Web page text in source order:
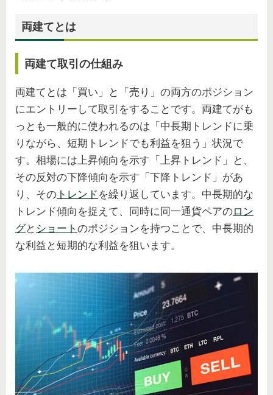
両建てとは
両建て取引の仕組み
両建てとは「買い」と「売り」の両方のポジション
にエントリーして取引をすることです。両建てがも
っとも一般的に使われるのは「中長期トレンドに乗
りながら、短期トレンドでも利益を狙う」状況で
す。相場には上昇傾向を示す「上昇トレンド」と、
その反対の下降傾向を示す「下降トレンド」があ
り、その トレンドを繰り返しています。中長期的な
トレンド傾向を捉えて、同時に同一通貨ペアのロン
グと ショートのポジションを持つことで、中長期的
な利益と短期的な利益を狙います。